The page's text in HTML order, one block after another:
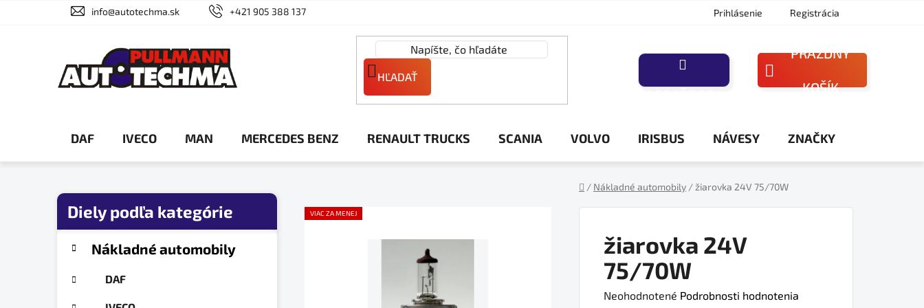
info@autotechma.sk +421 905 388 137 Prihlásenie Registrácia
HĽADAŤ
NÁKUPNÝ
PRÁZDNY
KOŠÍK
DAF IVECO MAN MERCEDES BENZ RENAULT TRUCKS SCANIA VOLVO IRISBUS NÁVESY ZNAČKY
/ Nákladné automobily /žiarovka 24V 75/70W
B
kategórieNákladné automobily
DAF
žiarovka 24V
75/70W
Priemerné
Neohodnotené Podrobnosti hodnotenia
VIAC ZA MENEJ